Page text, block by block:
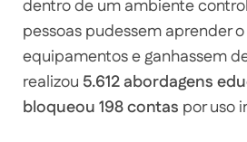
dentro de um ambiente
pessoas pudessem aprender
equipamentos e ganhassem
realizou 5.612 abordagens
bloqueou 198 contas por uso